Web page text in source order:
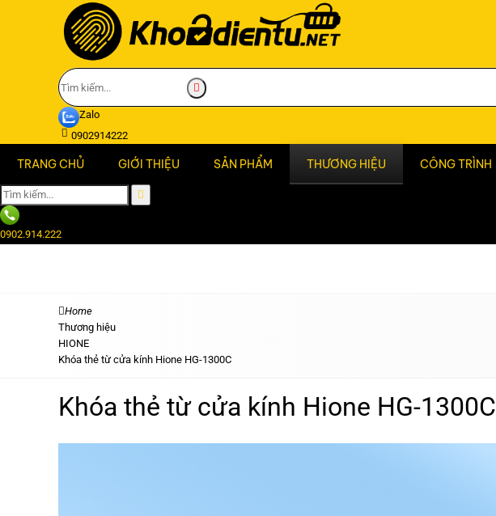
Zalo
0902914222
TRANG CHỦ GIỚI THIỆU SẢN PHẨM THƯƠNG HIỆU CÔNG TRÌNH
0902.914.222
Home
Thương hiệu
HIONE
Khóa thẻ từ cửa kính Hione HG-1300C
Khóa thẻ từ cửa kính Hione HG-1300C